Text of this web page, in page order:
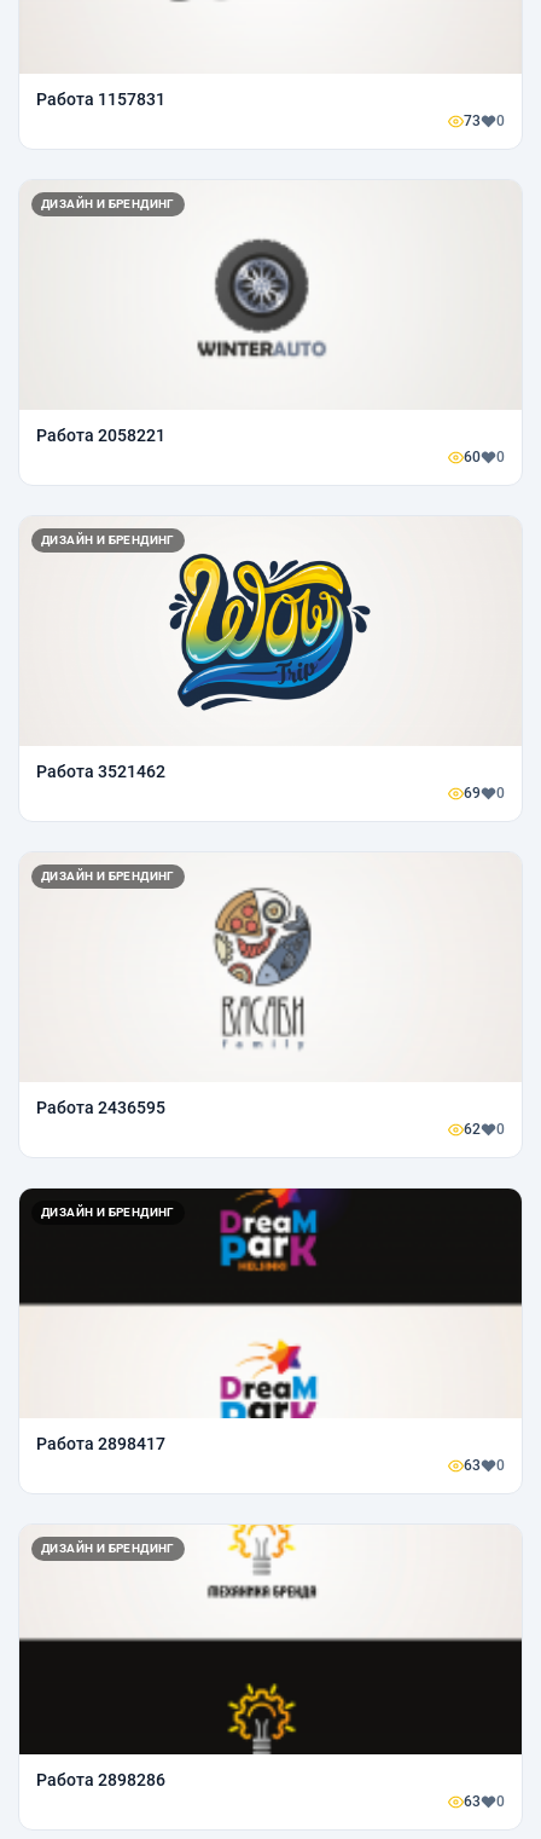
Работа 1157831
73 0
ДИЗАЙН И БРЕНДИНГ
Работа 2058221
60 0
ДИЗАЙН И БРЕНДИНГ
Работа 3521462
69 0
ДИЗАЙН И БРЕНДИНГ
Работа 2436595
62 0
ДИЗАЙН И БРЕНДИНГ
Работа 2898417
63 0
ДИЗАЙН И БРЕНДИНГ
Работа 2898286
63 0